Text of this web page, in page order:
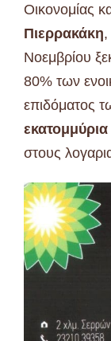
Οικονομίας
Πιερρακάκη,
Νοεμβρίου
80% των
επιδόματος
εκατομμύρια
στους